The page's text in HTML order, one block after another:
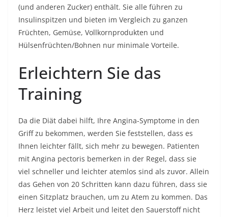
(und anderen Zucker) enthält. Sie alle führen zu
Insulinspitzen und bieten im Vergleich zu ganzen
Früchten, Gemüse, Vollkornprodukten und
Hülsenfrüchten/Bohnen nur minimale Vorteile.
Erleichtern Sie das
Training
Da die Diät dabei hilft, Ihre Angina-Symptome in den
Griff zu bekommen, werden Sie feststellen, dass es
Ihnen leichter fällt, sich mehr zu bewegen. Patienten
mit Angina pectoris bemerken in der Regel, dass sie
viel schneller und leichter atemlos sind als zuvor. Allein
das Gehen von 20 Schritten kann dazu führen, dass sie
einen Sitzplatz brauchen, um zu Atem zu kommen. Das
Herz leistet viel Arbeit und leitet den Sauerstoff nicht